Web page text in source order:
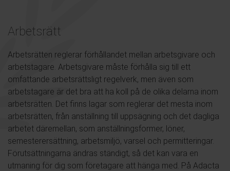
Arbetsrätt
Arbetsrätten reglerar förhållandet mellan arbetsgivare och
arbetstagare. Arbetsgivare måste förhålla sig till ett
omfattande arbetsrättsligt regelverk, men även som
arbetstagare är det bra att ha koll på de olika delarna inom
arbetsrätten. Det finns lagar som reglerar det mesta inom
arbetsrätten, från anställning till uppsägning och det dagliga
arbetet däremellan, som anställningsformer, löner,
semesterersättning, arbetsmiljö, varsel och permitteringar.
Förutsättningarna ändras ständigt, så det kan vara en
utmaning för dig som företagare att hänga med. På Adacta